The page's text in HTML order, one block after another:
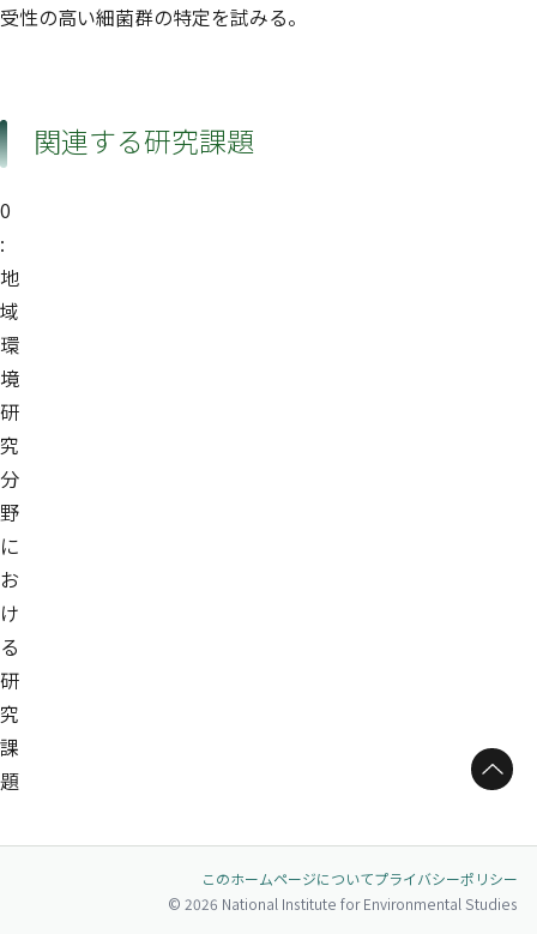
受性の高い細菌群の特定を試みる。
関連する研究課題
0
:
地
域
環
境
研
究
分
野
に
お
け
る
研
究
課
題
ページトップへ
このホームページについてプライバシーポリシー
© 2026 National Institute for Environmental Studies